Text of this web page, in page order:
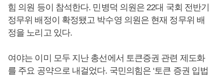
힘 의원 등이 참석한다. 민병덕 의원은 22대 국회 전반기
정무위 배정이 확정됐고 박수영 의원은 현재 정무위 배
정을 노리고 있다.
여야는 이미 모두 지난 총선에서 토큰증권 관련 제도화
를 주요 공약으로 내걸었다. 국민의힘은 ‘토큰 증권 입법